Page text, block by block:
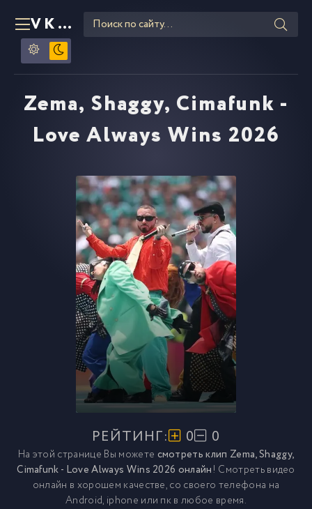
VKLIPE RU
Zema, Shaggy, Cimafunk -
Love Always Wins 2026
РЕЙТИНГ: 0 0
На этой странице Вы можете смотреть клип Zema, Shaggy,
Cimafunk - Love Always Wins 2026 онлайн! Смотреть видео
онлайн в хорошем качестве, со своего телефона на
Android, iphone или пк в любое время.